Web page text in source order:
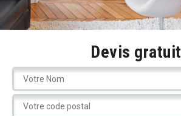
Devis gratuit